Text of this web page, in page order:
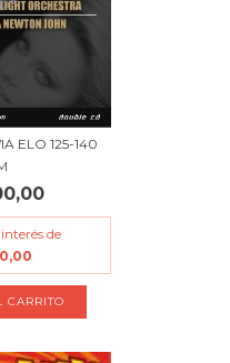
ELO 125-140
de